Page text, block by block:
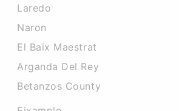
Laredo
Naron
El Baix Maestrat
Arganda Del Rey
Betanzos County